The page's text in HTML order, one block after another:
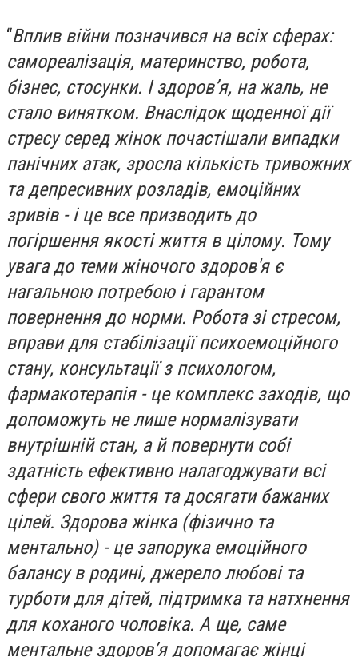
“Вплив війни позначився на всіх сферах:
самореалізація, материнство, робота,
бізнес, стосунки. І здоров’я, на жаль, не
стало винятком. Внаслідок щоденної дії
стресу серед жінок почастішали випадки
панічних атак, зросла кількість тривожних
та депресивних розладів, емоційних
зривів - і це все призводить до
погіршення якості життя в цілому. Тому
увага до теми жіночого здоров'я є
нагальною потребою і гарантом
повернення до норми. Робота зі стресом,
вправи для стабілізації психоемоційного
стану, консультації з психологом,
фармакотерапія - це комплекс заходів, що
допоможуть не лише нормалізувати
внутрішній стан, а й повернути собі
здатність ефективно налагоджувати всі
сфери свого життя та досягати бажаних
цілей. Здорова жінка (фізично та
ментально) - це запорука емоційного
балансу в родині, джерело любові та
турботи для дітей, підтримка та натхнення
для коханого чоловіка. А ще, саме
ментальне здоров’я допомагає жінці